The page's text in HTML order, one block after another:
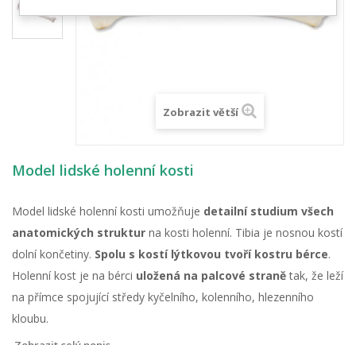
Zobrazit větší
Model lidské holenní kosti
Model lidské holenní kosti umožňuje detailní studium všech
anatomických struktur na kosti holenní. Tibia je nosnou kostí
dolní končetiny. Spolu s kostí lýtkovou tvoří kostru bérce.
Holenní kost je na bérci uložená na palcové stranětak, že leží
na přímce spojující středy kyčelního, kolenního, hlezenního
kloubu.